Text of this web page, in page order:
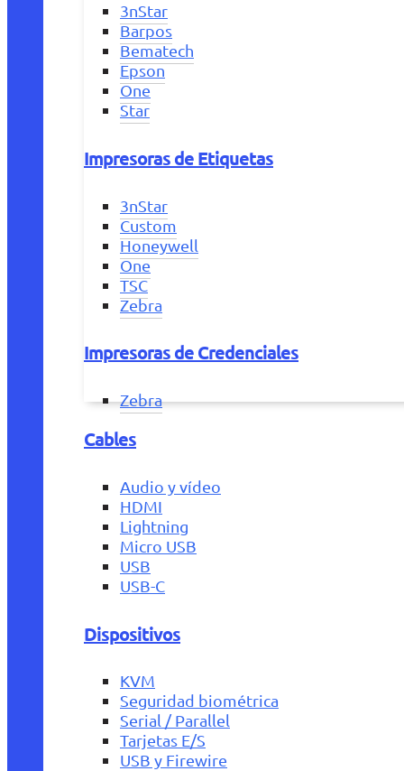
3nStar
Barpos
Bematech
Epson
One
Star
Impresoras de Etiquetas
3nStar
Custom
Honeywell
One
TSC
Zebra
Impresoras de Credenciales
Zebra
Cables
Audio y vídeo
HDMI
Lightning
Micro USB
USB
USB-C
Dispositivos
KVM
Seguridad biométrica
Serial / Parallel
Tarjetas E/S
USB y Firewire